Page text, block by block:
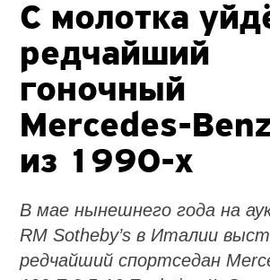
С молотка
редчайший
гоночный
Mercedes-
из 1990-х
В мае нынешнего года на
RM Sotheby’s в Италии
редчайший спортседан